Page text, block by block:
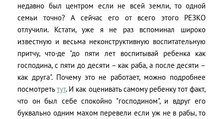
недавно был центром если не всей земли, то одной
семьи точно? А сейчас его от всего этого РЕЗКО
отлучили. Кстати, уже я не раз вспоминал широко
известную и весьма неконструктивную воспитательную
притчу, что-де "до пяти лет воспитывай ребенка как
господина, с пяти до десяти – как раба, а после десяти –
как друга". Почему это не работает, можно подробнее
посмотретьтут. И как оценивать самому ребенку тот факт,
что он был себе спокойно "господином", и вдруг его
буквально одним махом перевели если уж не в рабы, то